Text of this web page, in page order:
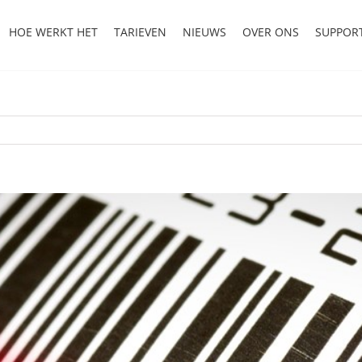
HOE WERKT HET TARIEVEN NIEUWS OVER ONS